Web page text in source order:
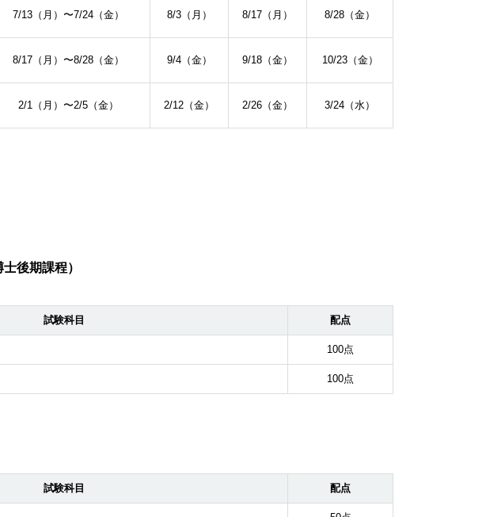
7/13（⽉）〜7/24（⾦） 8/3（月） 8/17（⽉） 8/28（⾦）
8/17（⽉）〜8/28（⾦） 9/4（金） 9/18（⾦） 10/23（⾦）
2/1（⽉）〜2/5（⾦） 2/12（金） 2/26（⾦） 3/24（⽔）
後期課程）
試験科目 配点
100点
100点
試験科目 配点